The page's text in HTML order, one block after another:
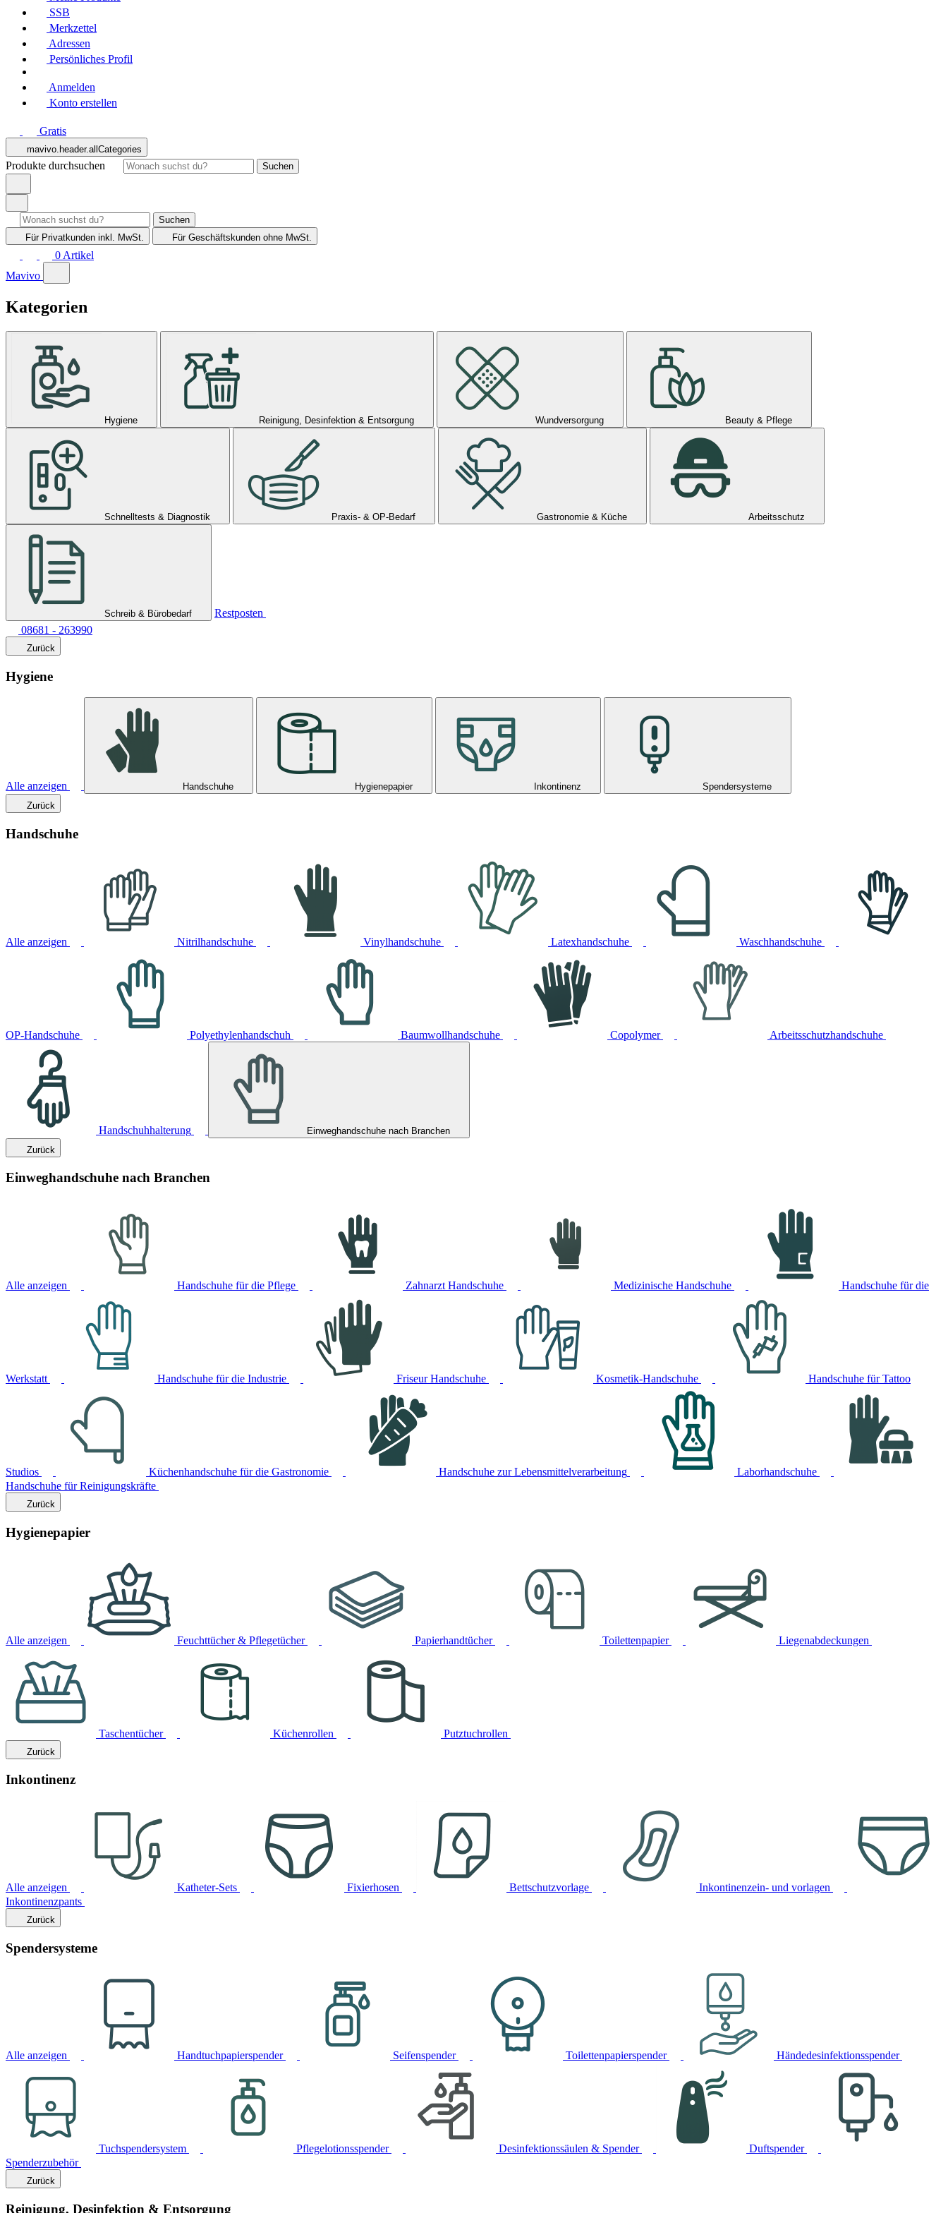
SSB
Merkzettel
Adressen
Persönliches Profil
Anmelden
Konto erstellen
Gratis
mavivo.header.allCategories
Produkte durchsuchen Suchen
Suchen
Für Privatkunden inkl. MwSt. Für Geschäftskunden ohne MwSt.
0 Artikel
Mavivo
Kategorien
Hygiene Reinigung, Desinfektion & Entsorgung Wundversorgung Beauty & Pflege
Schnelltests & Diagnostik Praxis- & OP-Bedarf Gastronomie & Küche Arbeitsschutz
Schreib & Bürobedarf
Restposten
08681 - 263990
Zurück
Hygiene
Alle anzeigen Handschuhe Hygienepapier Inkontinenz
Spendersysteme
Zurück
Handschuhe
Alle anzeigen Nitrilhandschuhe Vinylhandschuhe Latexhandschuhe Waschhandschuhe
OP-Handschuhe Polyethylenhandschuh Baumwollhandschuhe Copolymer Arbeitsschutzhandschuhe
Handschuhhalterung
Einweghandschuhe nach Branchen
Zurück
Einweghandschuhe nach Branchen
Alle anzeigen Handschuhe für die Pflege Zahnarzt Handschuhe Medizinische Handschuhe Handschuhe für die
Werkstatt Handschuhe für die Industrie Friseur Handschuhe Kosmetik-Handschuhe Handschuhe für Tattoo
Studios Küchenhandschuhe für die Gastronomie Handschuhe zur Lebensmittelverarbeitung
Laborhandschuhe
Handschuhe für Reinigungskräfte
Zurück
Hygienepapier
Alle anzeigen Feuchttücher & Pflegetücher Papierhandtücher Toilettenpapier Liegenabdeckungen
Taschentücher Küchenrollen Putztuchrollen
Zurück
Inkontinenz
Alle anzeigen Katheter-Sets Fixierhosen Bettschutzvorlage
Inkontinenzein- und vorlagen
Inkontinenzpants
Zurück
Spendersysteme
Alle anzeigen Handtuchpapierspender Seifenspender Toilettenpapierspender Händedesinfektionsspender
Tuchspendersystem Pflegelotionsspender Desinfektionssäulen & Spender
Duftspender
Spenderzubehör
Zurück
Reinigung, Desinfektion & Entsorgung